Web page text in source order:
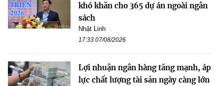
khó khăn cho 365 dự án ngoài ngân
sách
Nhật Linh
17:33 07/08/2026
Lợi nhuận ngân hàng tăng mạnh, áp
lực chất lượng tài sản ngày càng lớn